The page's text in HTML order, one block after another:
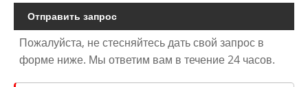
Отправить запрос
Пожалуйста, не стесняйтесь дать свой запрос в
форме ниже. Мы ответим вам в течение 24 часов.